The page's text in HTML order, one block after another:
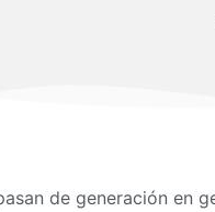
de generación en